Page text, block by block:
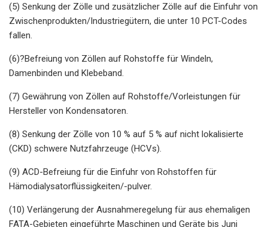
(5) Senkung der Zölle und zusätzlicher Zölle auf die Einfuhr von
Zwischenprodukten/Industriegütern, die unter 10 PCT-Codes
fallen.
(6)?Befreiung von Zöllen auf Rohstoffe für Windeln,
Damenbinden und Klebeband.
(7) Gewährung von Zöllen auf Rohstoffe/Vorleistungen für
Hersteller von Kondensatoren.
(8) Senkung der Zölle von 10 % auf 5 % auf nicht lokalisierte
(CKD) schwere Nutzfahrzeuge (HCVs).
(9) ACD-Befreiung für die Einfuhr von Rohstoffen für
Hämodialysatorflüssigkeiten/-pulver.
(10) Verlängerung der Ausnahmeregelung für aus ehemaligen
FATA-Gebieten eingeführte Maschinen und Geräte bis Juni